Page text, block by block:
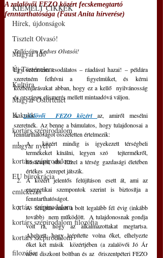
KIEMELT CIKKEK
Hírek, újdonságok
Tisztelt Olvasó!
Magyar Idő
Új Történelem
Kultúra
Magyar Őstörténet
Kakukk
kortárs szépirodalom
magyar nyelv
kortárs szépirodalom
EU bürokrácia
emlékezés
kortárs szépirodalom
kortárs szépirodalom filozófia
kortárs szépirodalom
filozófia
A zalalövői FEZO közért fecskemegtartó
fenntarthatósága (Faust Anita hírverése)
Tallózóim Kedves Olvasói!
Egy szerintem csodálatos – ráadásul hazai! – példára
szeretném felhívni a  figyelmüket, és kérni
közbenjárásukat abban, hogy ez a kellő  nyilvánosság
és országos elismerés mellett mintaadóvá váljon.
A zalalövői  FEZO közért az, amiről mesélni
szeretnék. Az benne a bámulatos, hogy tulajdonosai a
fenntarthatóságot összetetten értelmezik:
A  közért mindig is igyekezett térségbeli
termékeket kínálni, legyen szó  tejtermékről,
húsáruról, stb. Ezzel a térség gazdasági életében
értékes  szerepet játszik.
A közért jelentős felújításon esett át, ami az
energetikai szempontok szerint is biztosítja a
fenntarthatóságot.
A  felújítás miatt a bolt legalább fél évig (inkább
tovább)  nem működött.  A tulajdonosnak gondja
volt rá, hogy az alkalmazottakat megtartsa.
Ahelyett, hogy leépítette volna őket, elhelyezte
őket két másik  közértjében (a zalalövői Jó Ár
nevű diszkont boltban és az  őriszentpéteri FEZO